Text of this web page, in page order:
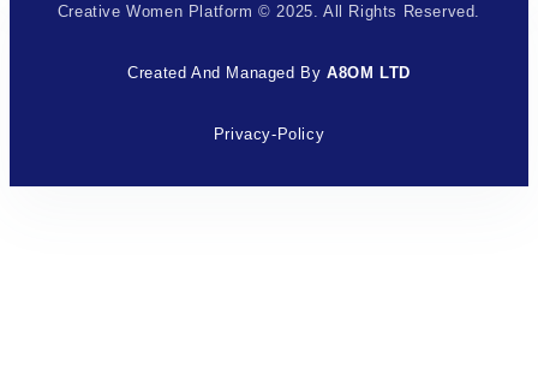
Creative Women Platform © 2025. All Rights Reserved.
Created And Managed By A8OM LTD
Privacy-Policy